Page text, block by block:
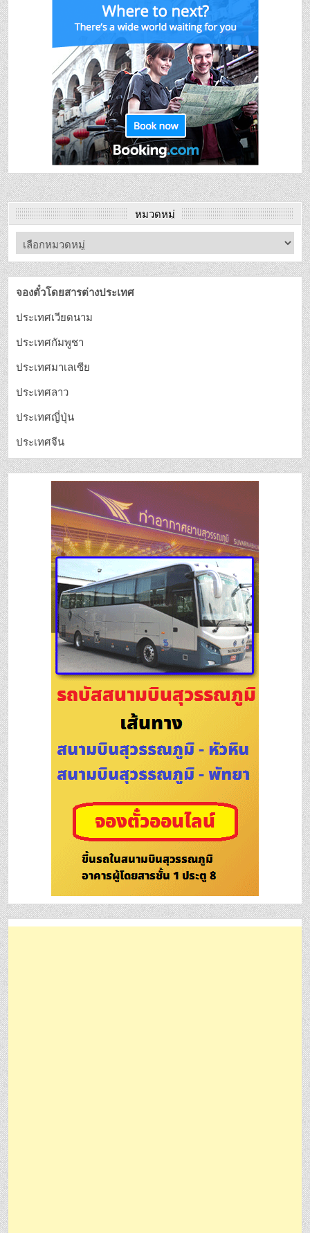
หมวดหมู่
จองตั๋วโดยสารต่างประเทศ
ประเทศเวียดนาม
ประเทศกัมพูชา
ประเทศมาเลเซีย
ประเทศลาว
ประเทศญี่ปุ่น
ประเทศจีน